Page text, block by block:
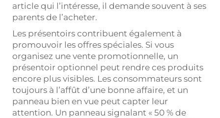
article qui l’intéresse, il demande souvent à ses
parents de l’acheter.
Les présentoirs contribuent également à
promouvoir les offres spéciales. Si vous
organisez une vente promotionnelle, un
présentoir optionnel peut rendre ces produits
encore plus visibles. Les consommateurs sont
toujours à l’affût d’une bonne affaire, et un
panneau bien en vue peut capter leur
attention. Un panneau signalant « 50 % de